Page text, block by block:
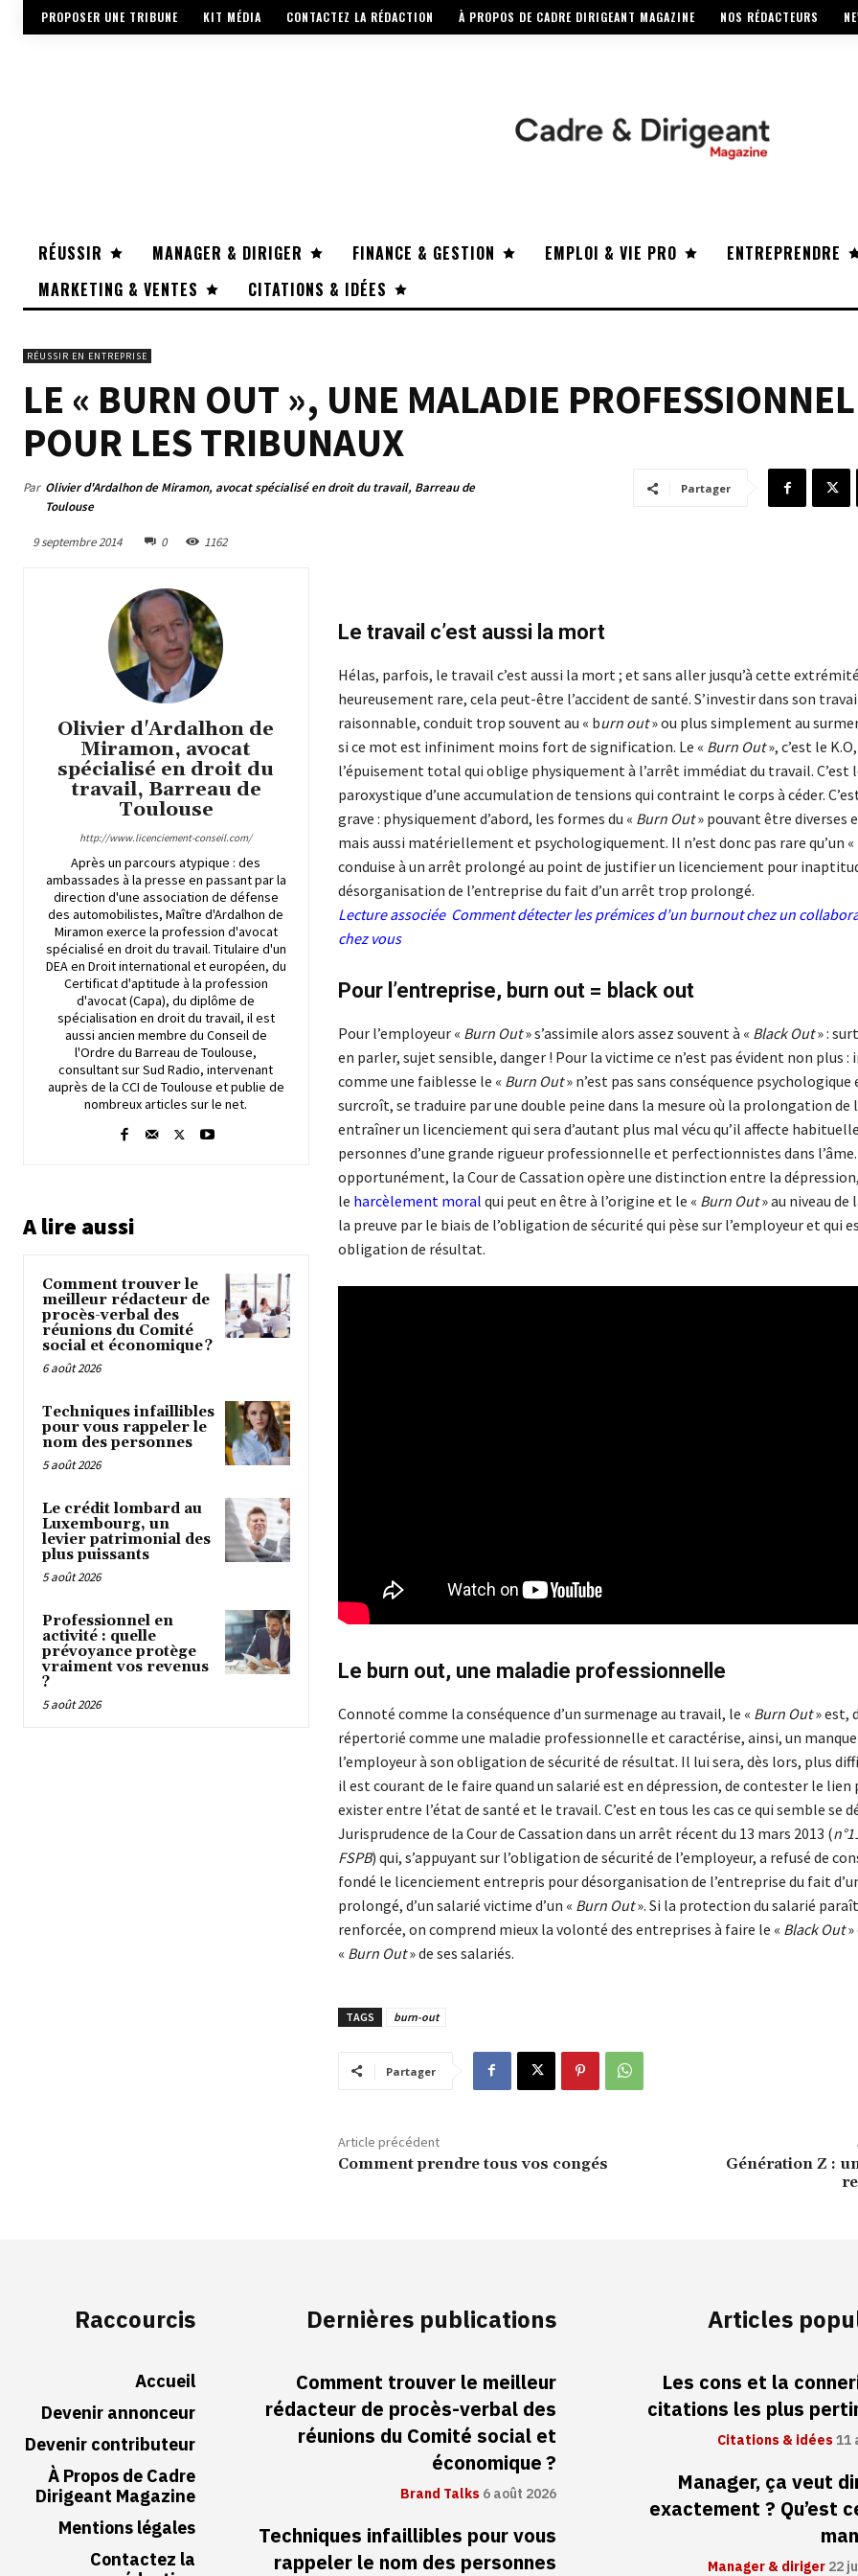
PROPOSER UNE TRIBUNE KIT MÉDIA CONTACTEZ LA RÉDACTION À PROPOS DE CADRE DIRIGEANT MAGAZINE NOS RÉDACTEURS
RÉUSSIR MANAGER & DIRIGER FINANCE & GESTION EMPLOI & VIE PRO ENTREPRENDRE
MARKETING & VENTES
CITATIONS & IDÉES
RÉUSSIR EN ENTREPRISE
LE « BURN OUT », UNE MALADIE
POUR LES TRIBUNAUX
Par Olivier d'Ardalhon de Miramon, avocat spécialisé en droit du travail, Barreau de
Toulouse
9 septembre 2014 0 1162
Partager
Olivier d'Ardalhon de
Miramon, avocat
spécialisé en droit du
travail, Barreau de
Toulouse
http://www.licenciement-conseil.com/
Après un parcours atypique : des
ambassades à la presse en passant par la
direction d'une association de défense
des automobilistes, Maître d'Ardalhon de
Miramon exerce la profession d'avocat
spécialisé en droit du travail. Titulaire d'un
DEA en Droit international et européen, du
Certificat d'aptitude à la profession
d'avocat (Capa), du diplôme de
spécialisation en droit du travail, il est
aussi ancien membre du Conseil de
l'Ordre du Barreau de Toulouse,
consultant sur Sud Radio, intervenant
auprès de la CCI de Toulouse et publie de
nombreux articles sur le net.
A lire aussi
Comment trouver le
meilleur rédacteur de
procès-verbal des
réunions du Comité
social et économique ?
6 août 2026
Techniques infaillibles
pour vous rappeler le
nom des personnes
5 août 2026
Le crédit lombard au
Luxembourg, un
levier patrimonial des
plus puissants
5 août 2026
Professionnel en
activité : quelle
prévoyance protège
vraiment vos revenus
?
5 août 2026
Le travail c’est aussi la mort
Hélas, parfois, le travail c’est aussi la mort ; et sans aller jusqu’à cette
heureusement rare, cela peut-être l’accident de santé. S’investir dans son
raisonnable, conduit trop souvent au « burn out» ou plus simplement au
si ce mot est infiniment moins fort de signification. Le « Burn Out», c’est le K.O,
l’épuisement total qui oblige physiquement à l’arrêt immédiat du travail. C’est
paroxystique d’une accumulation de tensions qui contraint le corps à céder.
grave : physiquement d’abord, les formes du « Burn Out» pouvant être diverses
mais aussi matériellement et psychologiquement. Il n’est donc pas rare qu’un «
conduise à un arrêt prolongé au point de justifier un licenciement pour
désorganisation de l’entreprise du fait d’un arrêt trop prolongé.
Lecture associée Comment détecter les prémices d’un burnout chez un
chez vous
Pour l’entreprise, burn out = black out
Pour l’employeur « Burn Out» s’assimile alors assez souvent à « Black Out» :
en parler, sujet sensible, danger ! Pour la victime ce n’est pas évident non plus
comme une faiblesse le « Burn Out» n’est pas sans conséquence psychologique
surcroît, se traduire par une double peine dans la mesure où la prolongation de
entraîner un licenciement qui sera d’autant plus mal vécu qu’il affecte
personnes d’une grande rigueur professionnelle et perfectionnistes dans
opportunément, la Cour de Cassation opère une distinction entre la dépression,
le harcèlement moral qui peut en être à l’origine et le « Burn Out» au niveau de
la preuve par le biais de l’obligation de sécurité qui pèse sur l’employeur et qui
obligation de résultat.
Le burn out, une maladie professionnelle
Connoté comme la conséquence d’un surmenage au travail, le « Burn Out» est,
répertorié comme une maladie professionnelle et caractérise, ainsi, un
l’employeur à son obligation de sécurité de résultat. Il lui sera, dès lors, plus
il est courant de le faire quand un salarié est en dépression, de contester le lien
exister entre l’état de santé et le travail. C’est en tous les cas ce qui semble se
Jurisprudence de la Cour de Cassation dans un arrêt récent du 13 mars 2013 (
FSPB) qui, s’appuyant sur l’obligation de sécurité de l’employeur, a refusé de
fondé le licenciement entrepris pour désorganisation de l’entreprise du fait
prolongé, d’un salarié victime d’un « Burn Out». Si la protection du salarié
renforcée, on comprend mieux la volonté des entreprises à faire le « Black Out»
« Burn Out» de ses salariés.
TAGS burn-out
Partager
Article précédent
Comment prendre tous vos congés
Génération Z :
Raccourcis
Accueil
Devenir annonceur
Devenir contributeur
À Propos de Cadre
Dirigeant Magazine
Mentions légales
Contactez la
Dernières publications
Comment trouver le meilleur
rédacteur de procès-verbal des
réunions du Comité social et
économique ?
Brand Talks 6 août 2026
Techniques infaillibles pour vous
rappeler le nom des personnes
Articles
Les cons et la
citations les plus
Citations & idées11
Manager, ça veut
exactement ? Qu’est
Manager & diriger22